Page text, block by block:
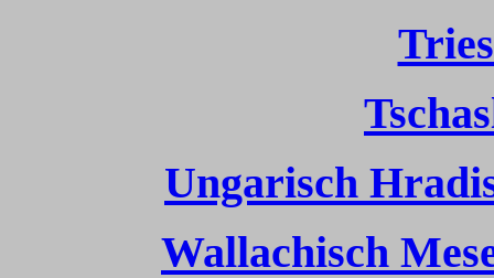
Ungarisch
Wallachisch